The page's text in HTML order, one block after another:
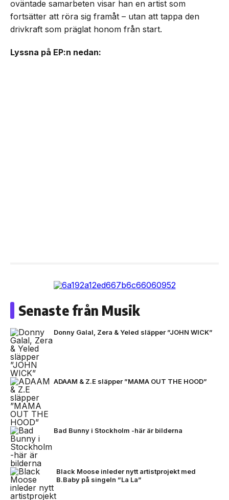
oväntade samarbeten visar han en artist som
fortsätter att röra sig framåt – utan att tappa den
drivkraft som präglat honom från start.
Lyssna på EP:n nedan:
Senaste från Musik
Donny Galal, Zera & Yeled släpper ”JOHN WICK”
ADAAM & Z.E släpper ”MAMA OUT THE HOOD”
Bad Bunny i Stockholm -här är bilderna
Black Moose inleder nytt artistprojekt med
B.Baby på singeln ”La La”